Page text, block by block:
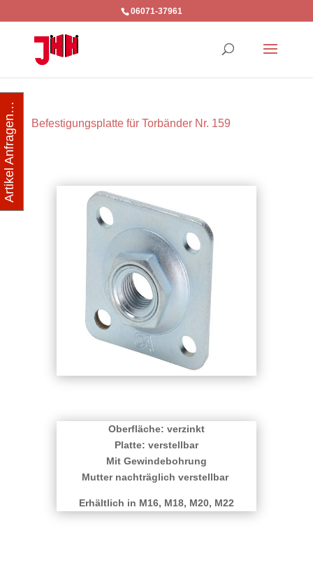
06071-37961
Befestigungsplatte für Torbänder Nr. 159
Oberfläche: verzinkt
Platte: verstellbar
Mit Gewindebohrung
Mutter nachträglich verstellbar
Erhältlich in M16, M18, M20, M22
Artikel Anfragen…